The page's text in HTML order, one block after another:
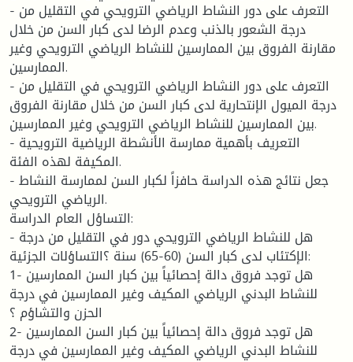
- التعرف على دور النشاط الرياضي الترويحي في التقليل من
درجة الشعور بالذنب وعدم الرضا لدى كبار السن من خلال
مقارنة الفروق بين الممارسين للنشاط الرياضي الترويحي وغير
الممارسين.
- التعرف على دور النشاط الرياضي الترويحي في التقليل من
درجة الميول الإنتحارية لدى كبار السن من خلال مقارنة الفروق
بين الممارسين للنشاط الرياضي الترويحي وغير الممارسين.
- التعريف بأهمية ممارسة الأنشطة الرياضية الترويحية
المكيفة لهذه الفئة.
- جعل نتائج هذه الدراسة حافزاً لكبار السن لممارسة النشاط
الرياضي الترويحي.
التساؤل العام الدراسة:
- هل للنشاط الرياضي الترويحي دور في التقليل من درجة
الإكتئاب لدى كبار السن (60-65) سنة ؟التساؤلات الجزئية:
1- هل توجد فروق دالة إحصائياً بين كبار السن الممارسين
للنشاط البدني الرياضي المكيف وغير الممارسين في درجة
الحزن والتشاؤم ؟
2- هل توجد فروق دالة إحصائياً بين كبار السن الممارسين
للنشاط البدني الرياضي المكيف وغير الممارسين في درجة